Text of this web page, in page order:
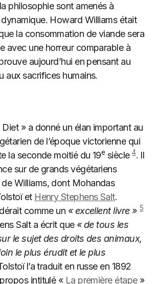
philosophie sont amenés à
Howard Williams était
la consommation de viande sera
avec une horreur comparable à
aujourd’hui en pensant au
aux sacrifices humains.
» a donné un élan important au
de l’époque victorienne qui
la seconde moitié du 19e siècle4. Il
sur de grands végétariens
Williams, dont Mohandas
et Henry Stephens Salt.
comme un « excellent livre » 5
Salt a écrit que « de tous les
le sujet des droits des animaux,
le plus érudit et le plus
l’a traduit en russe en 1892
intitulé « La première étape»